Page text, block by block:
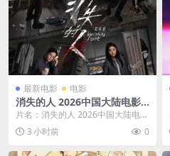
最新电影 电影
消失的人 2026中国大陆电影
悬疑惊悚犯罪佳作 豆瓣7.2分
网盘在线看
片名：消失的人 2026中国大陆电影
悬疑惊悚犯罪佳作 豆瓣7.2分 网盘
在线看...
3 小时前 0